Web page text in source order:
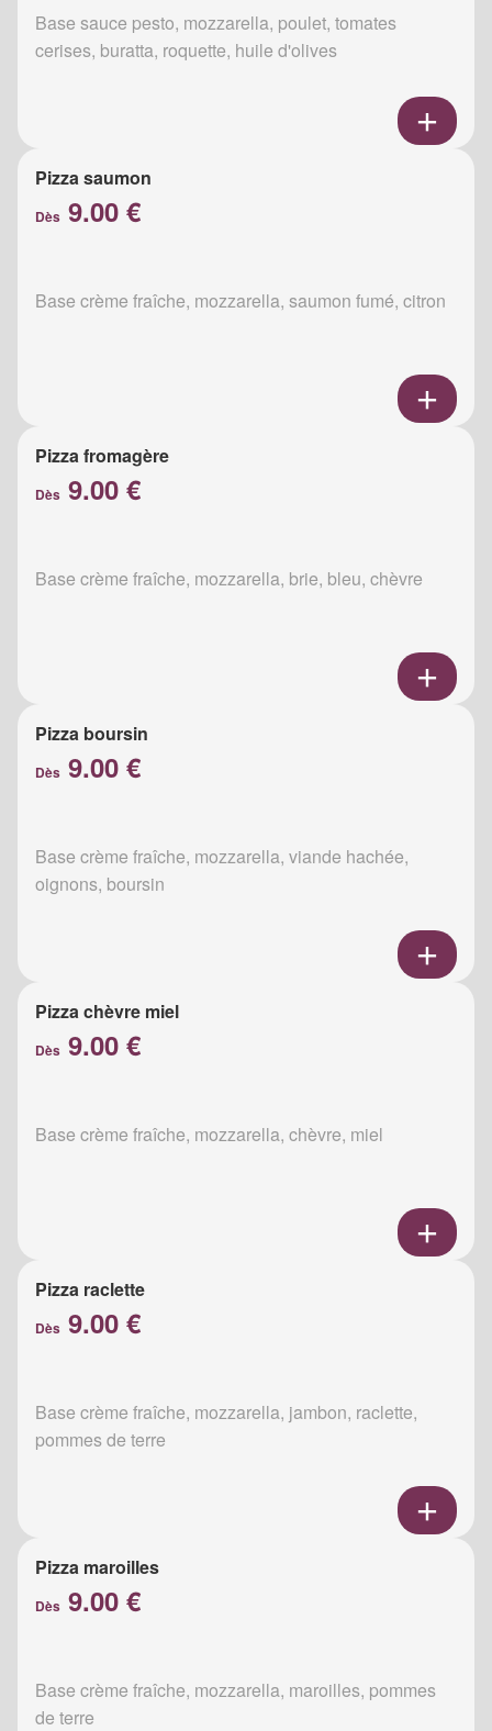
Base sauce pesto, mozzarella, poulet, tomates
cerises, buratta, roquette, huile d'olives
Pizza saumon
Dès 9.00 €
Base crème fraîche, mozzarella, saumon fumé, citron
Pizza fromagère
Dès 9.00 €
Base crème fraîche, mozzarella, brie, bleu, chèvre
Pizza boursin
Dès 9.00 €
Base crème fraîche, mozzarella, viande hachée,
oignons, boursin
Pizza chèvre miel
Dès 9.00 €
Base crème fraîche, mozzarella, chèvre, miel
Pizza raclette
Dès 9.00 €
Base crème fraîche, mozzarella, jambon, raclette,
pommes de terre
Pizza maroilles
Dès 9.00 €
Base crème fraîche, mozzarella, maroilles, pommes
de terre